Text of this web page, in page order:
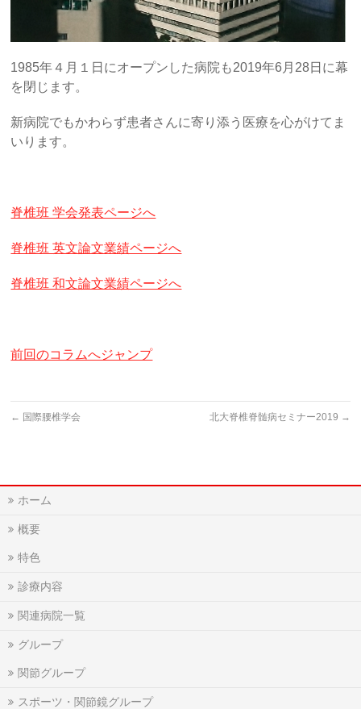
1985年４月１日にオープンした病院も2019年6月28日に幕
を閉じます。
新病院でもかわらず患者さんに寄り添う医療を心がけてま
いります。
脊椎班 学会発表ページへ
脊椎班 英文論文業績ページへ
脊椎班 和文論文業績ページへ
前回のコラムへジャンプ
← 国際腰椎学会 北大脊椎脊髄病セミナー2019 →
ホーム
概要
特色
診療内容
関連病院一覧
グループ
関節グループ
スポーツ・関節鏡グループ